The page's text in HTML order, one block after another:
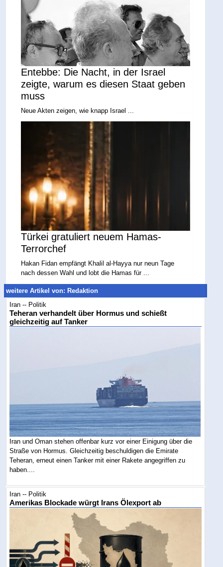
Entebbe: Die Nacht, in der Israel
zeigte, warum es diesen Staat geben
muss
Neue Akten zeigen, wie knapp Israel ...
Türkei gratuliert neuem Hamas-
Terrorchef
Hakan Fidan empfängt Khalil al-Hayya nur neun Tage
nach dessen Wahl und lobt die Hamas für ...
weitere Artikel von: Redaktion
Iran -- Politik
Teheran verhandelt über Hormus und schießt
gleichzeitig auf Tanker
Iran und Oman stehen offenbar kurz vor einer Einigung über die
Straße von Hormus. Gleichzeitig beschuldigen die Emirate
Teheran, erneut einen Tanker mit einer Rakete angegriffen zu
haben....
Iran -- Politik
Amerikas Blockade würgt Irans Ölexport ab